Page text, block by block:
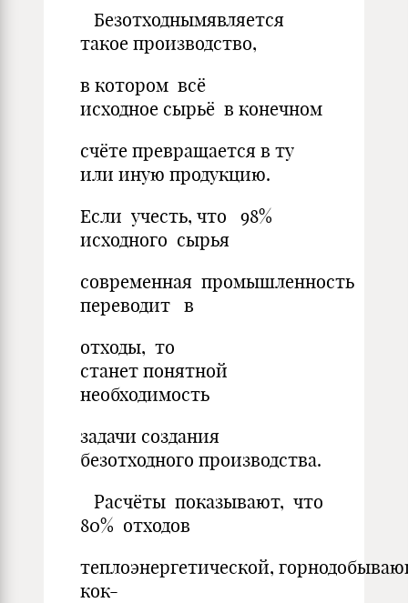
Безотходнымявляется
такое производство,
в котором всё
исходное сырьё в конечном
счёте превращается в ту
или иную продукцию.
Если учесть, что 98%
исходного сырья
современная промышленность
переводит в
отходы, то
станет понятной
необходимость
задачи создания
безотходного производства.
Расчёты показывают, что
80% отходов
теплоэнергетической,
кок-